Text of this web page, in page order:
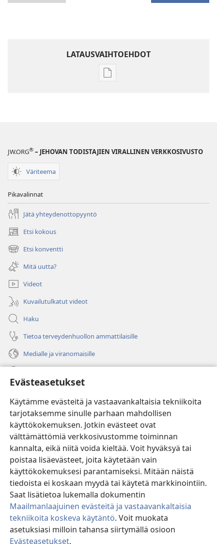
Evästeasetukset
Käytämme evästeitä ja vastaavankaltaisia tekniikoita
tarjotaksemme sinulle parhaan mahdollisen
käyttökokemuksen. Jotkin evästeet ovat
välttämättömiä verkkosivustomme toiminnan
kannalta, eikä niitä voida kieltää. Voit hyväksyä tai
poistaa lisäevästeet, joita käytetään vain
käyttökokemuksesi parantamiseksi. Mitään näistä
tiedoista ei koskaan myydä tai käytetä markkinointiin.
Saat lisätietoa lukemalla dokumentin
Maailmanlaajuinen evästeitä ja vastaavankaltaisia
tekniikoita koskeva käytäntö. Voit muokata
asetuksiasi milloin tahansa siirtymällä osioon
Evästeasetukset.
LATAUSVAIHTOEHDOT
Julkaisujen
2003
JW.ORG® – JEHOVAN TODISTAJIEN VIRALLINEN VERKKOSIVUSTO
Väriteema
Pikavalinnat
Jätä yhteydenottopyyntö
Etsi kokous
(avaa
uuden
ikkunan)
Etsi konventti
(avaa
uuden
ikkunan)
Mitä uutta?
Videot
Kuvailutulkatut videot
Haku
Tietoa terveydenhuollon ammattilaisille
Medialle ja viranomaisille
(avaa
uuden
ikkunan)Vartiotornin VERKKOKIRJASTO
(avaa
uuden
ikkunan)JW Hub ®
(avaa
uuden
ikkunan)
®
Watchtower Library
Copyright
© 2026 Watch Tower Bible and Tract Society of Pennsylvania.